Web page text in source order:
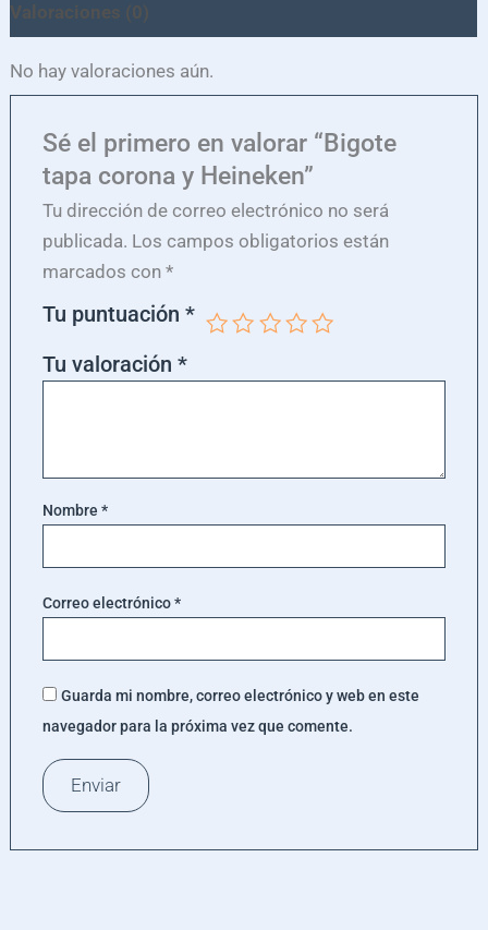
Valoraciones (0)
No hay valoraciones aún.
Sé el primero en valorar “Bigote
tapa corona y Heineken”
Tu dirección de correo electrónico no será
publicada. Los campos obligatorios están
marcados con *
Tu puntuación *
Tu valoración *
Nombre *
Correo electrónico*
Guarda mi nombre, correo electrónico y web en este
navegador para la próxima vez que comente.